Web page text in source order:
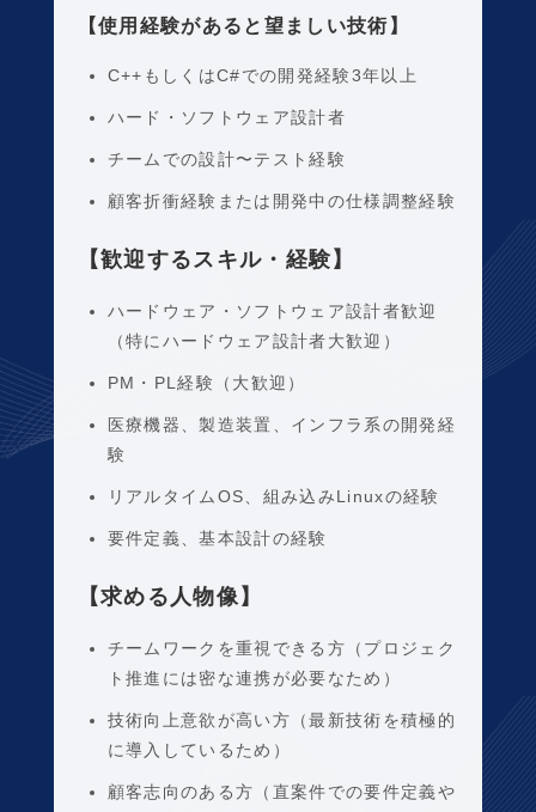
【使用経験があると望ましい技術】
C++もしくはC#での開発経験3年以上
ハード・ソフトウェア設計者
チームでの設計〜テスト経験
顧客折衝経験または開発中の仕様調整経験
【歓迎するスキル・経験】
ハードウェア・ソフトウェア設計者歓迎
（特にハードウェア設計者大歓迎）
PM・PL経験（大歓迎）
医療機器、製造装置、インフラ系の開発経
験
リアルタイムOS、組み込みLinuxの経験
要件定義、基本設計の経験
【求める人物像】
チームワークを重視できる方（プロジェク
ト推進には密な連携が必要なため）
技術向上意欲が高い方（最新技術を積極的
に導入しているため）
顧客志向のある方（直案件での要件定義や